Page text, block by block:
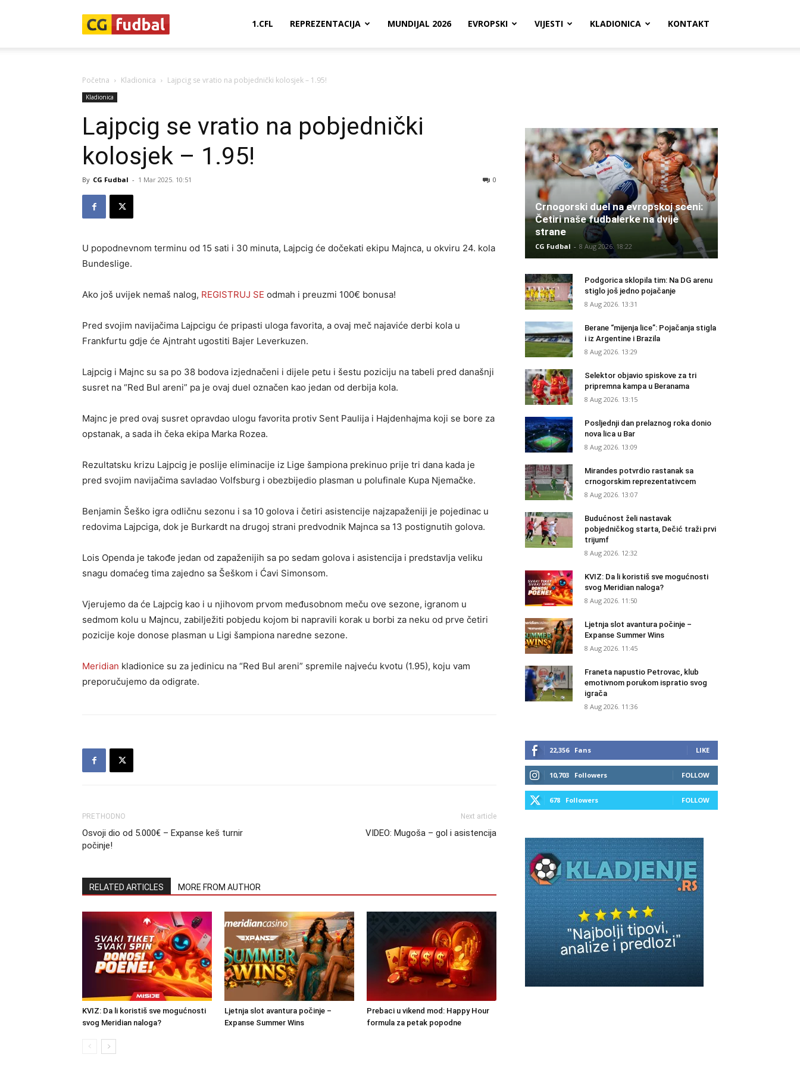
1.CFL REPREZENTACIJA MUNDIJAL 2026 EVROPSKI VIJESTI KLADIONICA KONTAKT
Početna Kladionica Lajpcig se vratio na pobjednički kolosjek – 1.95!
Kladionica
Lajpcig se vratio na pobjednički
kolosjek – 1.95!
By CG Fudbal - 1 Mar 2025. 10:51 0
U popodnevnom terminu od 15 sati i 30 minuta, Lajpcig će dočekati ekipu Majnca, u okviru 24. kola
Bundeslige.
Ako još uvijek nemaš nalog, REGISTRUJ SE odmah i preuzmi 100€ bonusa!
Pred svojim navijačima Lajpcigu će pripasti uloga favorita, a ovaj meč najaviće derbi kola u
Frankfurtu gdje će Ajntraht ugostiti Bajer Leverkuzen.
Lajpcig i Majnc su sa po 38 bodova izjednačeni i dijele petu i šestu poziciju na tabeli pred današnji
susret na “Red Bul areni” pa je ovaj duel označen kao jedan od derbija kola.
Majnc je pred ovaj susret opravdao ulogu favorita protiv Sent Paulija i Hajdenhajma koji se bore za
opstanak, a sada ih čeka ekipa Marka Rozea.
Rezultatsku krizu Lajpcig je poslije eliminacije iz Lige šampiona prekinuo prije tri dana kada je
pred svojim navijačima savladao Volfsburg i obezbijedio plasman u polufinale Kupa Njemačke.
Benjamin Šeško igra odličnu sezonu i sa 10 golova i četiri asistencije najzapaženiji je pojedinac u
redovima Lajpciga, dok je Burkardt na drugoj strani predvodnik Majnca sa 13 postignutih golova.
Lois Openda je takođe jedan od zapaženijih sa po sedam golova i asistencija i predstavlja veliku
snagu domaćeg tima zajedno sa Šeškom i Ćavi Simonsom.
Vjerujemo da će Lajpcig kao i u njihovom prvom međusobnom meču ove sezone, igranom u
sedmom kolu u Majncu, zabilježiti pobjedu kojom bi napravili korak u borbi za neku od prve četiri
pozicije koje donose plasman u Ligi šampiona naredne sezone.
Meridian kladionice su za jedinicu na “Red Bul areni” spremile najveću kvotu (1.95), koju vam
preporučujemo da odigrate.
PRETHODNO
Osvoji dio od 5.000€ – Expanse keš turnir
počinje!
Next article
VIDEO: Mugoša – gol i asistencija
RELATED ARTICLES MORE FROM AUTHOR
KVIZ: Da li koristiš sve mogućnosti
svog Meridian naloga?
Ljetnja slot avantura počinje –
Expanse Summer Wins
Prebaci u vikend mod: Happy Hour
formula za petak popodne
Crnogorski duel na evropskoj sceni:
Četiri naše fudbalerke na dvije
strane
CG Fudbal - 8 Aug 2026. 18:22
Podgorica sklopila tim: Na DG arenu
stiglo još jedno pojačanje
8 Aug 2026. 13:31
Berane “mijenja lice”: Pojačanja stigla
i iz Argentine i Brazila
8 Aug 2026. 13:29
Selektor objavio spiskove za tri
pripremna kampa u Beranama
8 Aug 2026. 13:15
Posljednji dan prelaznog roka donio
nova lica u Bar
8 Aug 2026. 13:09
Mirandes potvrdio rastanak sa
crnogorskim reprezentativcem
8 Aug 2026. 13:07
Budućnost želi nastavak
pobjedničkog starta, Dečić traži prvi
trijumf
8 Aug 2026. 12:32
KVIZ: Da li koristiš sve mogućnosti
svog Meridian naloga?
8 Aug 2026. 11:50
Ljetnja slot avantura počinje –
Expanse Summer Wins
8 Aug 2026. 11:45
Franeta napustio Petrovac, klub
emotivnom porukom ispratio svog
igrača
8 Aug 2026. 11:36
22,356 Fans LIKE
10,703 Followers FOLLOW
678 Followers FOLLOW